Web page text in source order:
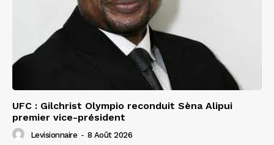
UFC : Gilchrist Olympio reconduit Sèna Alipui
premier vice-président
Levisionnaire - 8 Août 2026